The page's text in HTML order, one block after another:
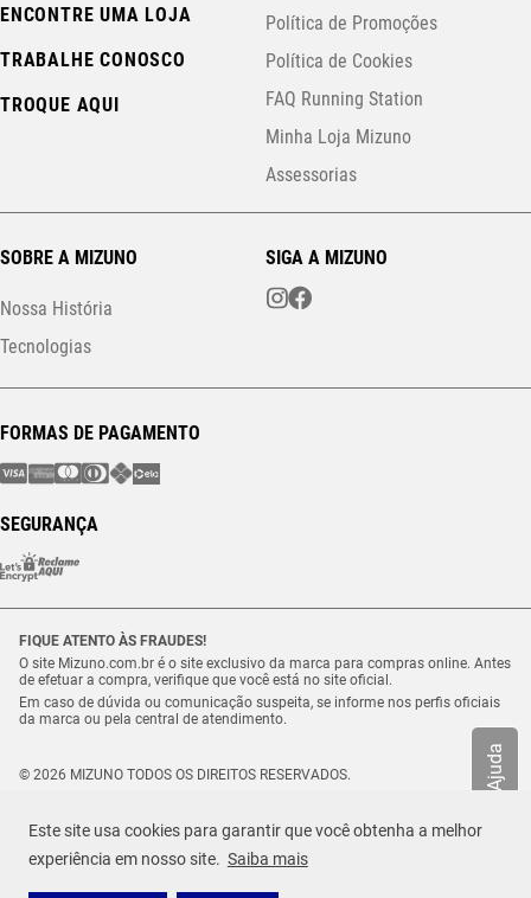
Este site usa cookies para garantir que você obtenha a melhor
experiência em nosso site. Saiba mais
Ajuda
ENCONTRE UMA LOJA
TRABALHE CONOSCO
TROQUE AQUI
Política de Promoções
Política de Cookies
FAQ Running Station
Minha Loja Mizuno
Assessorias
SOBRE A MIZUNO
Nossa História
Tecnologias
SIGA A MIZUNO
FORMAS DE PAGAMENTO
SEGURANÇA
FIQUE ATENTO ÀS FRAUDES!
O site Mizuno.com.br é o site exclusivo da marca para compras online. Antes
de efetuar a compra, verifique que você está no site oficial.
Em caso de dúvida ou comunicação suspeita, se informe nos perfis oficiais
da marca ou pela central de atendimento.
© 2026 MIZUNO TODOS OS DIREITOS RESERVADOS.
Estrada Municipal Luiz Lopes Neto, n.º 21 – Tenentes – CEP. 37.640-000 –
Extrema/MG